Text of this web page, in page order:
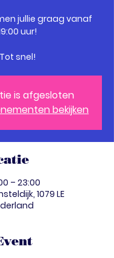
jullie graag vanaf
uur!
Tot snel!
is afgesloten
bekijken
– 23:00
1079 LE